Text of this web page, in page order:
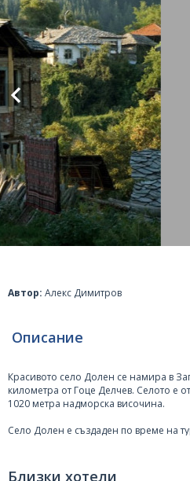
Автор: Алекс Димитров
Описание
Красивото село Долен се намира в
километра от Гоце Делчев. Селото е
1020 метра надморска височина.
Село Долен е създаден по време на
Възраждане селото постепенно
Близки хотели